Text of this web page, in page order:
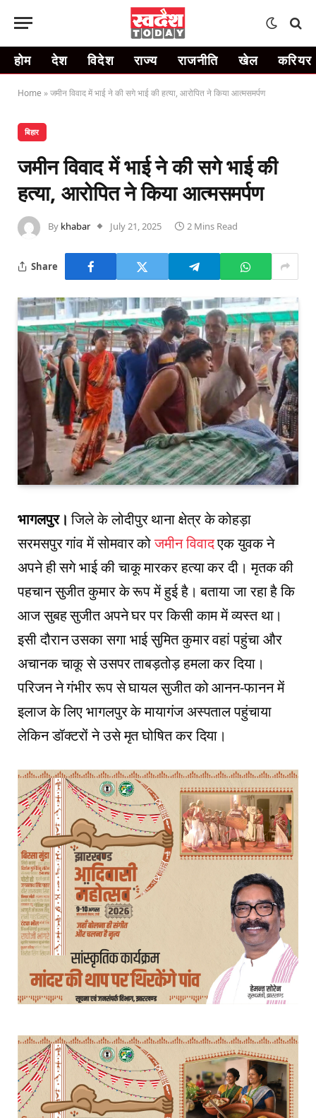
होम देश विदेश राज्य राजनीति खेल करियर
Home »जमीन विवाद में भाई ने की सगे भाई की हत्या, आरोपित ने किया आत्मसमर्पण
बिहार
जमीन विवाद में भाई ने की सगे भाई की
हत्या, आरोपित ने किया आत्मसमर्पण
By khabar July 21, 2025 2 Mins Read
Share
भागलपुर। जिले के लोदीपुर थाना क्षेत्र के कोहड़ा
सरमसपुर गांव में सोमवार कोजमीन विवादएक युवक ने
अपने ही सगे भाई की चाकू मारकर हत्या कर दी। मृतक की
पहचान सुजीत कुमार के रूप में हुई है। बताया जा रहा है कि
आज सुबह सुजीत अपने घर पर किसी काम में व्यस्त था।
इसी दौरान उसका सगा भाई सुमित कुमार वहां पहुंचा और
अचानक चाकू से उसपर ताबड़तोड़ हमला कर दिया।
परिजन ने गंभीर रूप से घायल सुजीत को आनन-फानन में
इलाज के लिए भागलपुर के मायागंज अस्पताल पहुंचाया
लेकिन डॉक्टरों ने उसे मृत घोषित कर दिया।